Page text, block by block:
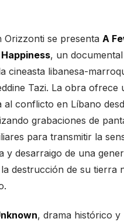
Orizzonti se presenta A
, un
cineasta libanesa-
Tazi. La obra ofrece
al conflicto en Líbano
grabaciones de
para transmitir la
y desarraigo de una
destrucción de su tierra
, drama histórico y